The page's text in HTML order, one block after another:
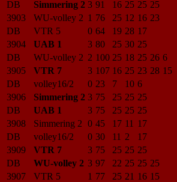
DB
Simmering 2 3 91 16 25 25 25
3903
WU-volley 2 1 76 25 12 16 23
DB
VTR 5 0 64 19 28 17
3904
UAB 1 3 80 25 30 25
DB
WU-volley 2 2 100 25 18 25 26 6
3905
VTR 7 3 107 16 25 23 28 15
DB
volley16/2 0 23 7 10 6
3906
Simmering 2 3 75 25 25 25
DB
UAB 1 3 75 25 25 25
3908
Simmering 2 0 45 17 11 17
DB
volley16/2 0 30 11 2
17
3909
VTR 7 3 75 25 25 25
DB
WU-volley 2 3 97 22 25 25 25
3907
VTR 5 1 77 25 21 16 15